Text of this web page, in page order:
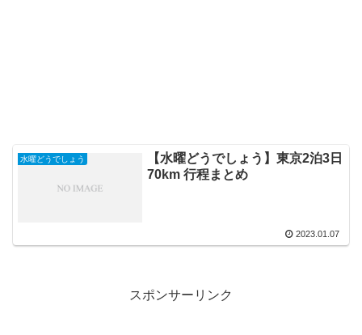
水曜どうでしょう
【水曜どうでしょう】東京2泊3日
70km 行程まとめ
2023.01.07
スポンサーリンク